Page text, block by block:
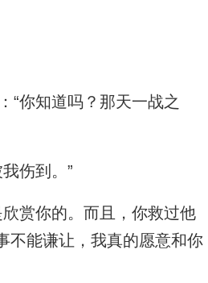
你知道吗？那天一战之
伤到。”
赏你的。而且，你救过他
不能谦让，我真的愿意和你